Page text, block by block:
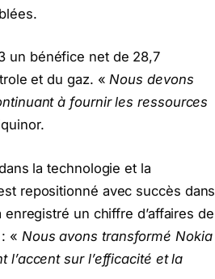
un bénéfice net de 28,7
et du gaz. «Nous devons
à fournir les ressources
la technologie et la
repositionné avec succès dans
un chiffre d’affaires de
« Nous avons transformé Nokia
sur l’efficacité et la